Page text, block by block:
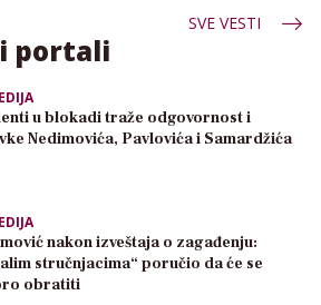
SVE VESTI
portali
u blokadi traže odgovornost i
Nedimovića, Pavlovića i Samardžića
nakon izveštaja o zagađenju:
stručnjacima“ poručio da će se
obratiti